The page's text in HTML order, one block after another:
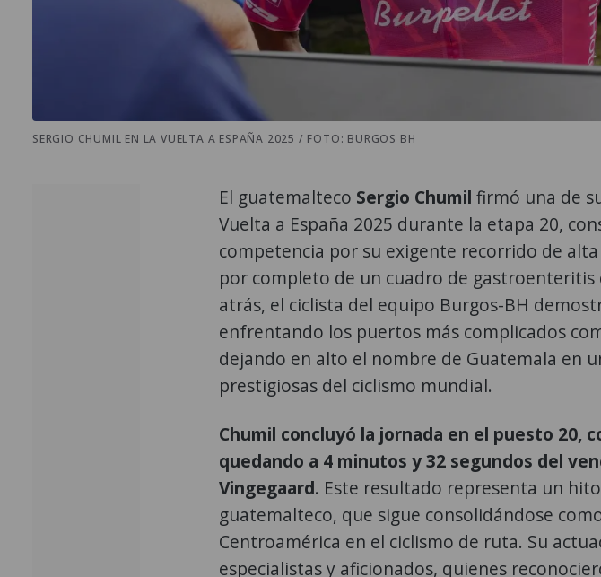
SERGIO CHUMIL EN LA VUELTA A ESPAÑA 2025 / FOTO: BURGOS BH
El guatemalteco Sergio Chumil firmó una de
Vuelta a España 2025 durante la etapa 20,
competencia por su exigente recorrido de
por completo de un cuadro de
atrás, el ciclista del equipo Burgos-BH
enfrentando los puertos más complicados
dejando en alto el nombre de Guatemala en
prestigiosas del ciclismo mundial.
Chumil concluyó la jornada en el puesto 20,
quedando a 4 minutos y 32 segundos del
Vingegaard. Este resultado representa un
guatemalteco, que sigue consolidándose
Centroamérica en el ciclismo de ruta. Su
especialistas y aficionados, quienes